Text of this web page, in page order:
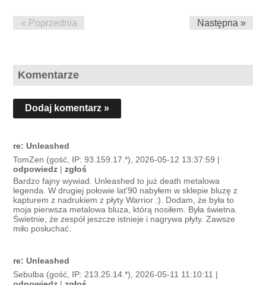
« Poprzednia Następna »
Komentarze
Dodaj komentarz »
re: Unleashed
TomZen (gość, IP: 93.159.17.*), 2026-05-12 13:37:59 |
odpowiedz |zgłoś
Bardzo fajny wywiad. Unleashed to już death metalowa
legenda. W drugiej połowie lat'90 nabyłem w sklepie bluzę z
kapturem z nadrukiem z płyty Warrior :). Dodam, że była to
moja pierwsza metalowa bluza, którą nosiłem. Była świetna.
Świetnie, że zespół jeszcze istnieje i nagrywa płyty. Zawsze
miło posłuchać.
re: Unleashed
Sebulba (gość, IP: 213.25.14.*), 2026-05-11 11:10:11 |